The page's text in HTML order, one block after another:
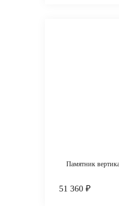
Памятник
51 360 ₽